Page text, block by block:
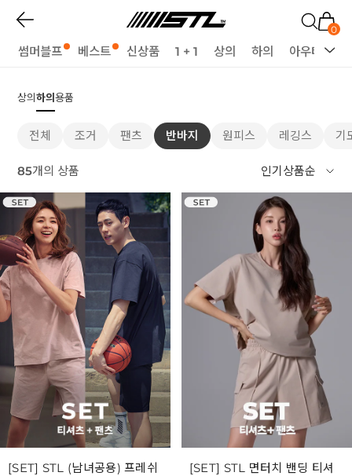
0
썸머블프 베스트 신상품 1 + 1 상의 하의 아우터
상의하의용품
전체 조거 팬츠 반바지 원피스 레깅스 기
85개의 상품
[SET] STL (남녀공용) 프레쉬
[SET] STL 면터치 밴딩 티셔